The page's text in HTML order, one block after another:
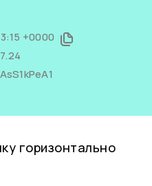
+0000
горизонтально